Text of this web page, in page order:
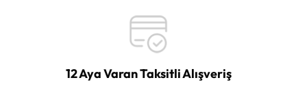
12 Aya Varan Taksitli Alışveriş